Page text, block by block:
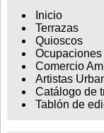
Inicio
Terrazas
Quioscos
Comercio
Artistas
Catálogo de
Tablón de